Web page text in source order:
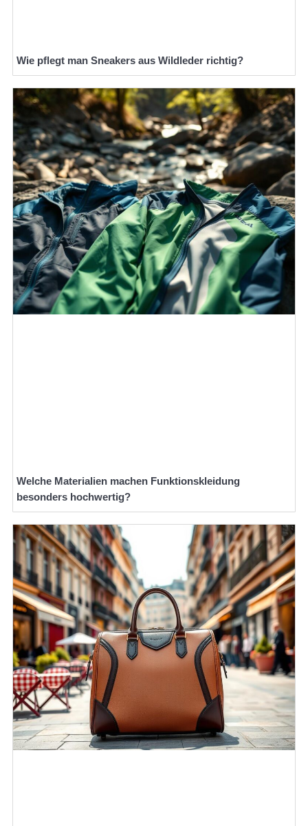
Wie pflegt man Sneakers aus Wildleder richtig?
Welche Materialien machen Funktionskleidung
besonders hochwertig?